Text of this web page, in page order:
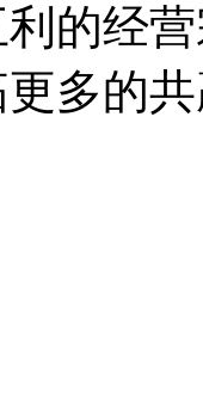
的经
多的